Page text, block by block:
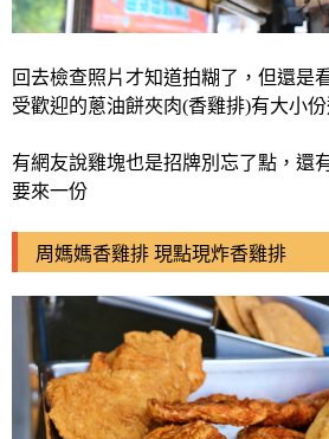
回去檢查照片才知道拍糊了，但還是
受歡迎的蔥油餅夾肉(香雞排)有大小
有網友說雞塊也是招牌別忘了點，還
要來一份
周媽媽香雞排 現點現炸香雞排